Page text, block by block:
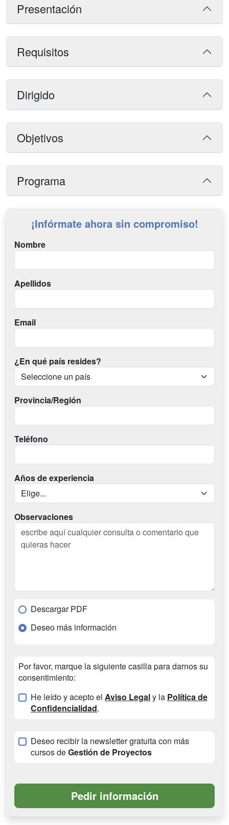
Presentación
Requisitos
Dirigido
Objetivos
Programa
¡Infórmate ahora sin compromiso!
Nombre
Apellidos
Email
¿En qué país resides?
Provincia/Región
Teléfono
Años de experiencia
Observaciones
Descargar PDF
Deseo más información
Por favor, marque la siguiente casilla para darnos su
consentimiento:
He leído y acepto el Aviso Legaly la Política de
Confidencialidad.
Deseo recibir la newsletter gratuita con más
cursos deGestión de Proyectos